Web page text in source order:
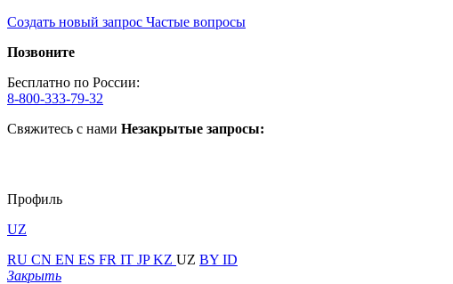
Создать новый запрос Частые вопросы
Позвоните
Бесплатно по России:
8-800-333-79-32
Свяжитесь с нами Незакрытые запросы:
Профиль
UZ
RU CN EN ES FR IT JPKZ UZ BY ID
Закрыть